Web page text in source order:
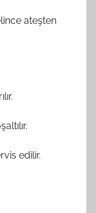
ateşten
edilir.